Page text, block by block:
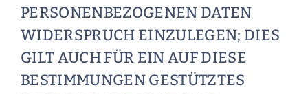
PERSONENBEZOGENEN DATEN
WIDERSPRUCH EINZULEGEN; DIES
GILT AUCH FÜR EIN AUF DIESE
BESTIMMUNGEN GESTÜTZTES